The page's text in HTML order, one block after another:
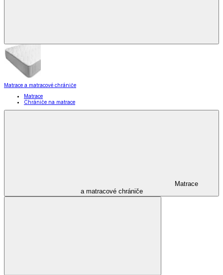
Matrace a matracové chrániče
Matrace
Chrániče na matrace
Matrace
a matracové chrániče